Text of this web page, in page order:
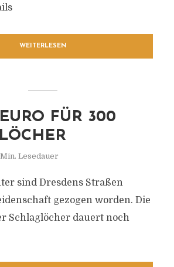
WEITERLESEN
FÜR 300
Min. Lesedauer
sind Dresdens Straßen
gezogen worden. Die
Schlaglöcher dauert noch